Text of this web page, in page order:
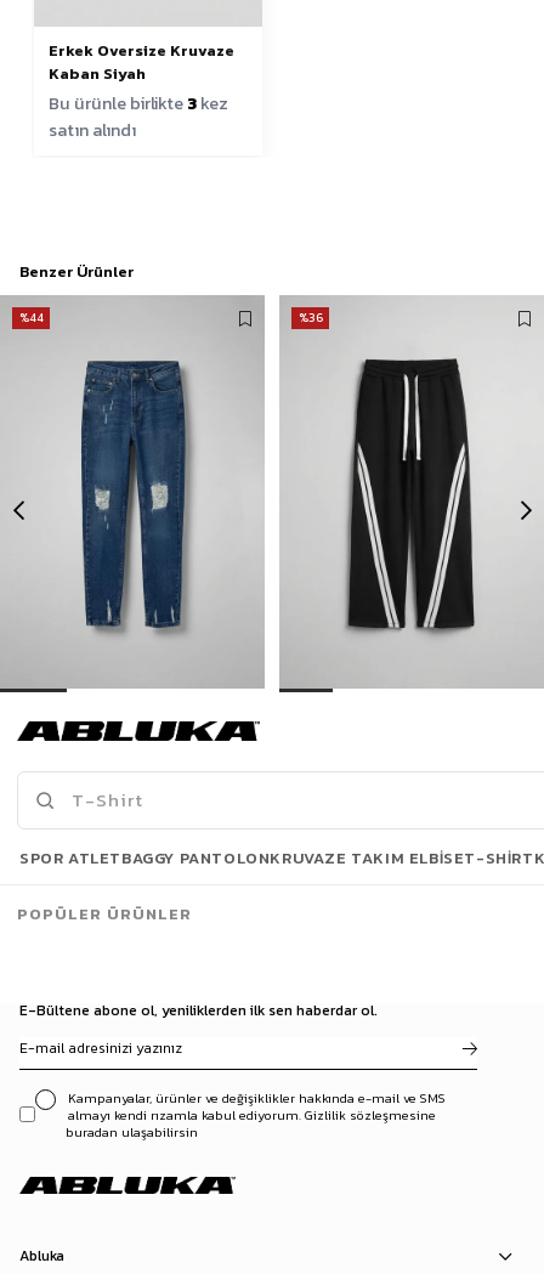
Erkek Oversize Kruvaze
Kaban Siyah
Bu ürünle birlikte3kez
satın alındı
Benzer Ürünler
%44
499,00 TL
889,90 TL
%36
Son Bakılanlar
E-Bültene abone ol, yeniliklerden ilk sen haberdar ol.
Kampanyalar, ürünler ve değişiklikler hakkında e-mail ve SMS
almayı kendi rızamla kabul ediyorum. Gizlilik sözleşmesine
buradan ulaşabilirsin
Abluka
SPOR ATLETBAGGY PANTOLONKRUVAZE TAKIM ELBISET-SHIRT
POPÜLER ÜRÜNLER